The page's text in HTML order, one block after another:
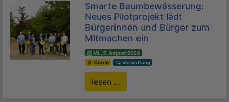
Smarte Baumbewässerung:
Neues Pilotprojekt lädt
Bürgerinnen und Bürger zum
Mitmachen ein
Mi., 5. August 2026
Düren
Verwaltung
lesen ...